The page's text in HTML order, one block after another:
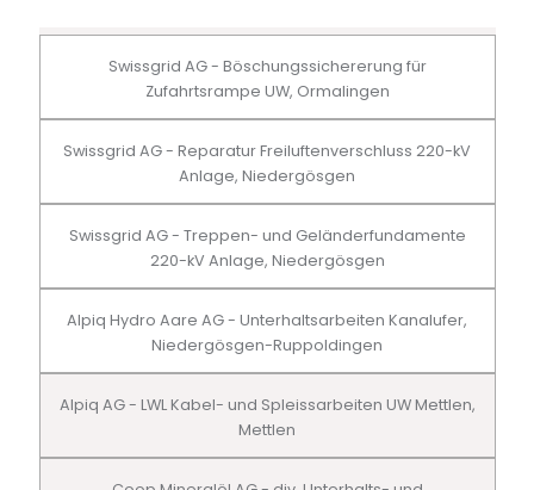
Swissgrid AG - Böschungssichererung für
Zufahrtsrampe UW, Ormalingen
Swissgrid AG - Reparatur Freiluftenverschluss 220-kV
Anlage, Niedergösgen
Swissgrid AG - Treppen- und Geländerfundamente
220-kV Anlage, Niedergösgen
Alpiq Hydro Aare AG - Unterhaltsarbeiten Kanalufer,
Niedergösgen-Ruppoldingen
Alpiq AG - LWL Kabel- und Spleissarbeiten UW Mettlen,
Mettlen